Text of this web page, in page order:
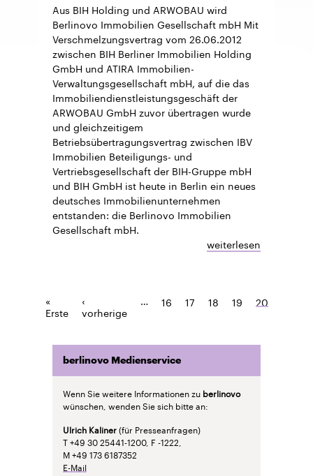
Aus BIH Holding und ARWOBAU wird
Berlinovo Immobilien Gesellschaft mbH Mit
Verschmelzungsvertrag vom 26.06.2012
zwischen BIH Berliner Immobilien Holding
GmbH und ATIRA Immobilien-
Verwaltungsgesellschaft mbH, auf die das
Immobiliendienstleistungsgeschäft der
ARWOBAU GmbH zuvor übertragen wurde
und gleichzeitigem
Betriebsübertragungsvertrag zwischen IBV
Immobilien Beteiligungs- und
Vertriebsgesellschaft der BIH-Gruppe mbH
und BIH GmbH ist heute in Berlin ein neues
deutsches Immobilienunternehmen
entstanden: die Berlinovo Immobilien
Gesellschaft mbH.
weiterlesen
«
Erste
‹
vorherige
… 16 17 18 19 20
berlinovo Medienservice
Wenn Sie weitere Informationen zu berlinovo
wünschen, wenden Sie sich bitte an:
Ulrich Kaliner(für Presseanfragen)
T +49 30 25441-1200, F -1222,
M +49 173 6187352
E-Mail